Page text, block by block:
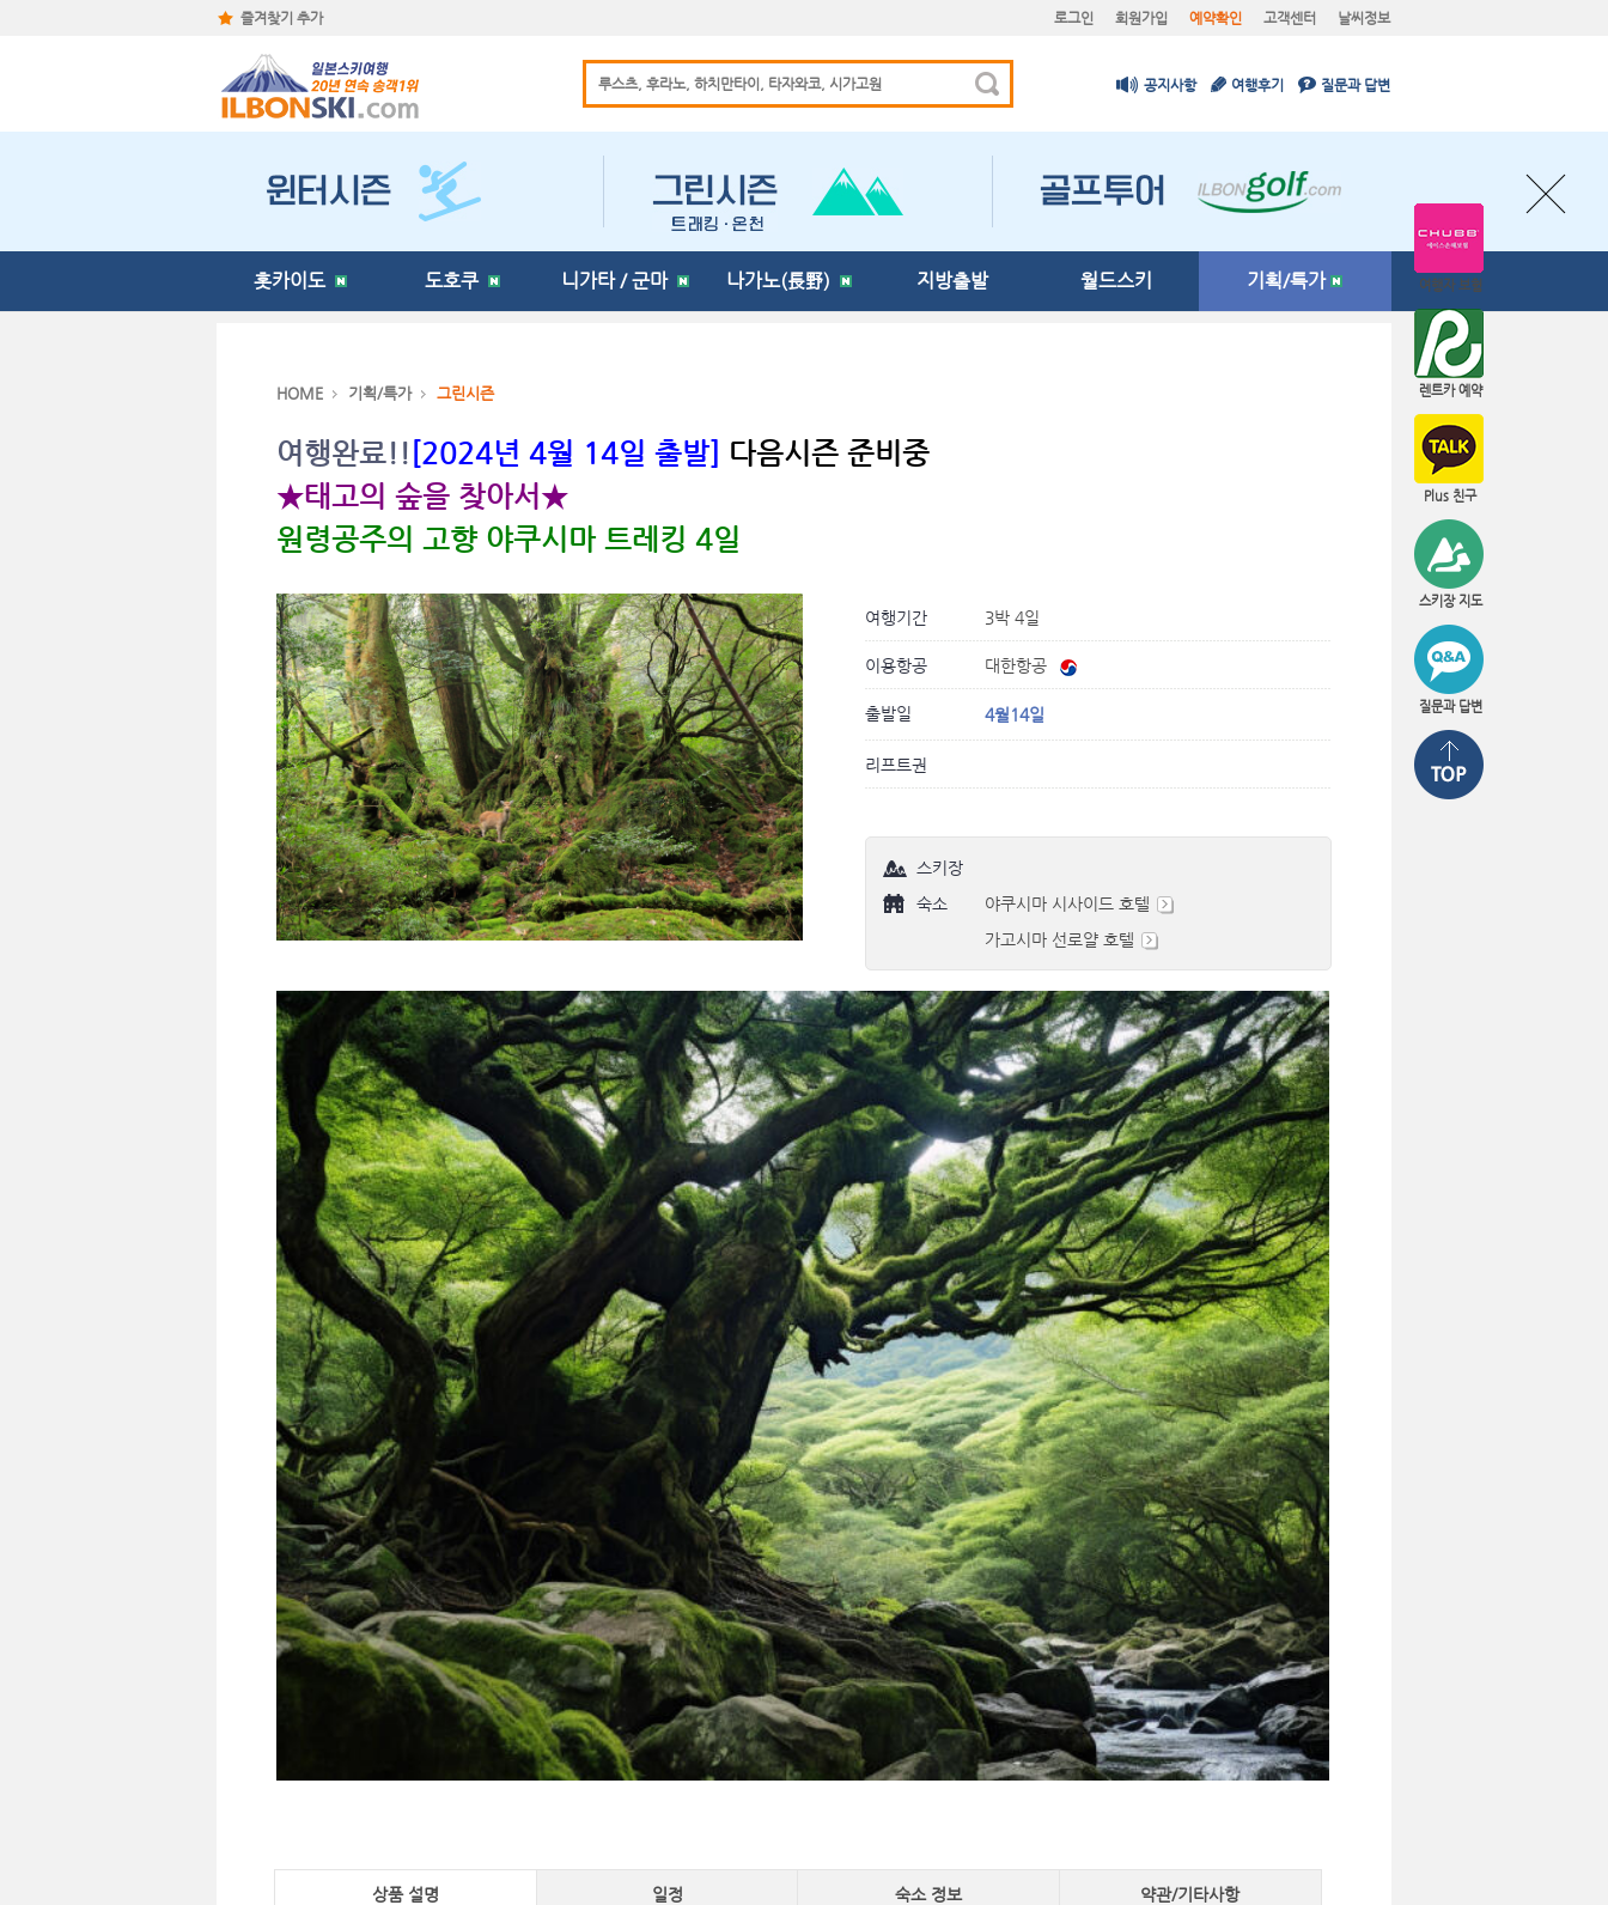
즐겨찾기 추가 로그인 회원가입 예약확인 고객센터 날씨정보
공지사항 여행후기 질문과 답변
홋카이도 도호쿠 니가타 / 군마 나가노(長野) 지방출발 월드스키 기획/특가
HOME 기획/특가 그린시즌
여행완료!! [2024년 4월 14일 출발]
다음시즌 준비중
★태고의 숲을 찾아서★
원령공주의 고향 야쿠시마 트레킹 4일
여행기간 3박 4일
이용항공 대한항공
출발일 4월14일
리프트권
스키장
숙소
야쿠시마 시사이드 호텔
가고시마 선로얄 호텔
상품 설명 일정 숙소 정보 약관/기타사항
여행자 보험
렌트카 예약
Plus 친구
스키장 지도
질문과 답변